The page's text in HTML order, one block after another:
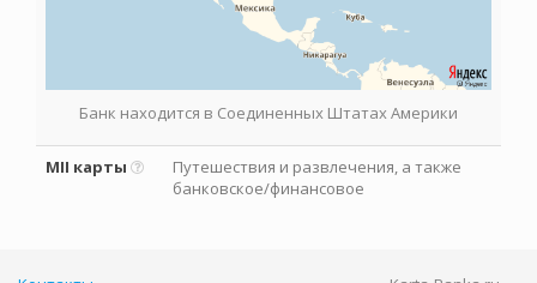
Банк находится в Соединенных Штатах Америки
MII карты
Путешествия и развлечения, а также
банковское/финансовое